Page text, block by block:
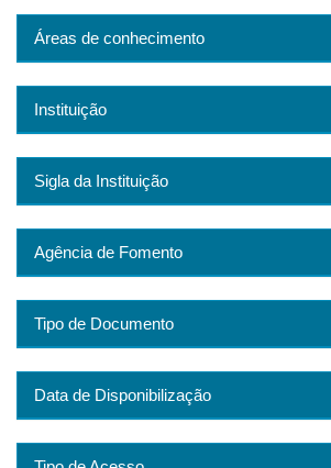
Áreas de conhecimento
Instituição
Sigla da Instituição
Agência de Fomento
Tipo de Documento
Data de Disponibilização